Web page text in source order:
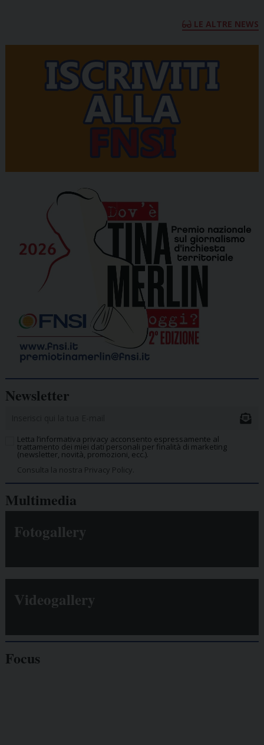
LE ALTRE NEWS
Newsletter
Letta l’informativa privacy acconsento espressamente al
trattamento dei miei dati personali per finalità di marketing
(newsletter, novità, promozioni, ecc.).
Consulta la nostra Privacy Policy.
Multimedia
Fotogallery
Videogallery
Focus